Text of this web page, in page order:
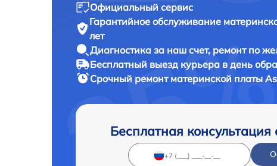
Официальный сервис
Гарантийное обслуживание
лет
Диагностика за наш счет, ремонт по
Бесплатный выезд курьера в день
Срочный ремонт материнской платы
Бесплатная